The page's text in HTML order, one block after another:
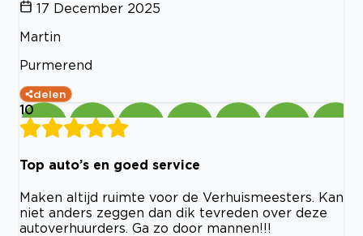
17 December 2025
Martin
Purmerend
delen
10
Top auto’s en goed service
Maken altijd ruimte voor de Verhuismeesters. Kan
niet anders zeggen dan dik tevreden over deze
autoverhuurders. Ga zo door mannen!!!